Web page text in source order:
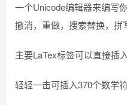
一个Unicode编辑器来编写
撤消，重做，搜索替换，拼
主要LaTex标签可以直接插
轻轻一击可插入370个数学